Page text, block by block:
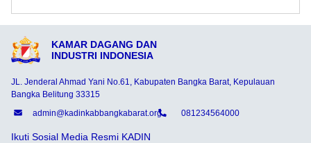
KAMAR DAGANG DAN
INDUSTRI INDONESIA
JL. Jenderal Ahmad Yani No.61, Kabupaten Bangka Barat, Kepulauan
Bangka Belitung 33315
admin@kadinkabbangkabarat.org
081234564000
Ikuti Sosial Media Resmi KADIN